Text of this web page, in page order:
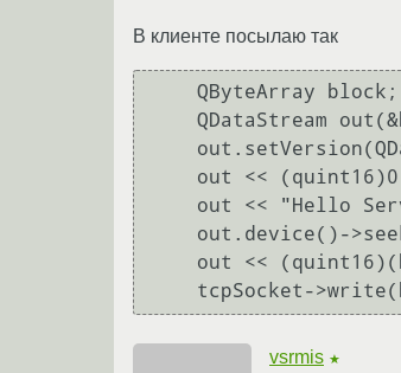
В клиенте посылаю так
vsrmis ★